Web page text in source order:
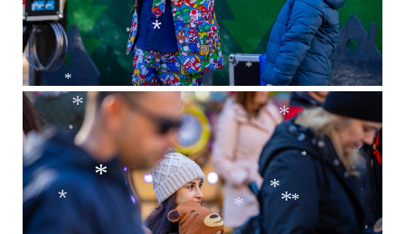
*
* *
*
* *
*
*
*
*
*
*